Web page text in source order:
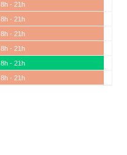
8h - 21h
8h - 21h
8h - 21h
8h - 21h
8h - 21h
8h - 21h